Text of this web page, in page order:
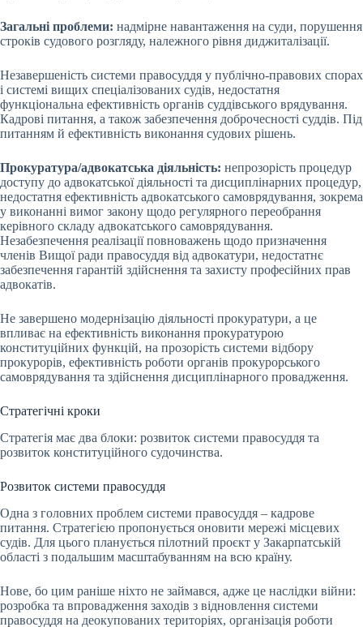
Загальні проблеми: надмірне навантаження на суди, порушення
строків судового розгляду, належного рівня диджиталізації.
Незавершеність системи правосуддя у публічно-правових спорах
і системі вищих спеціалізованих судів, недостатня
функціональна ефективність органів суддівського врядування.
Кадрові питання, а також забезпечення доброчесності суддів. Під
питанням й ефективність виконання судових рішень.
Прокуратура/адвокатська діяльність: непрозорість процедур
доступу до адвокатської діяльності та дисциплінарних процедур,
недостатня ефективність адвокатського самоврядування, зокрема
у виконанні вимог закону щодо регулярного переобрання
керівного складу адвокатського самоврядування.
Незабезпечення реалізації повноважень щодо призначення
членів Вищої ради правосуддя від адвокатури, недостатнє
забезпечення гарантій здійснення та захисту професійних прав
адвокатів.
Не завершено модернізацію діяльності прокуратури, а це
впливає на ефективність виконання прокуратурою
конституційних функцій, на прозорість системи відбору
прокурорів, ефективність роботи органів прокурорського
самоврядування та здійснення дисциплінарного провадження.
Стратегічні кроки
Стратегія має два блоки: розвиток системи правосуддя та
розвиток конституційного судочинства.
Розвиток системи правосуддя
Одна з головних проблем системи правосуддя – кадрове
питання. Стратегією пропонується оновити мережі місцевих
судів. Для цього планується пілотний проєкт у Закарпатській
області з подальшим масштабуванням на всю країну.
Нове, бо цим раніше ніхто не займався, адже це наслідки війни:
розробка та впровадження заходів з відновлення системи
правосуддя на деокупованих територіях, організація роботи